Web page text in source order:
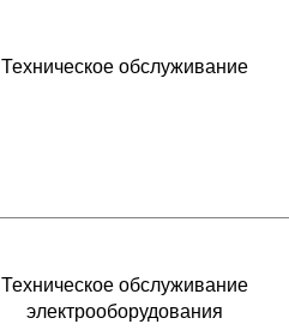
Техническое обслуживание
Техническое обслуживание
электрооборудования